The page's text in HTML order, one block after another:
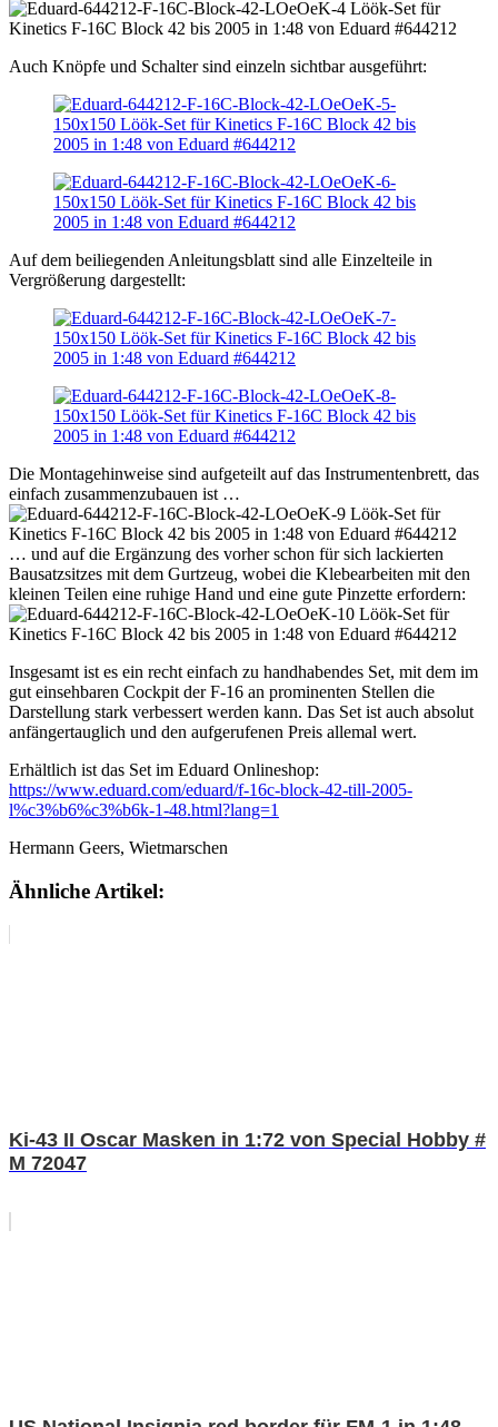
Auch Knöpfe und Schalter sind einzeln sichtbar ausgeführt:
Auf dem beiliegenden Anleitungsblatt sind alle Einzelteile in
Vergrößerung dargestellt:
Die Montagehinweise sind aufgeteilt auf das Instrumentenbrett, das
einfach zusammenzubauen ist …
… und auf die Ergänzung des vorher schon für sich lackierten
Bausatzsitzes mit dem Gurtzeug, wobei die Klebearbeiten mit den
kleinen Teilen eine ruhige Hand und eine gute Pinzette erfordern:
Insgesamt ist es ein recht einfach zu handhabendes Set, mit dem im
gut einsehbaren Cockpit der F-16 an prominenten Stellen die
Darstellung stark verbessert werden kann. Das Set ist auch absolut
anfängertauglich und den aufgerufenen Preis allemal wert.
Erhältlich ist das Set im Eduard Onlineshop:
https://www.eduard.com/eduard/f-16c-block-42-till-2005-
l%c3%b6%c3%b6k-1-48.html?lang=1
Hermann Geers, Wietmarschen
Ähnliche Artikel:
Ki-43 II Oscar Masken in 1:72 von Special Hobby #
M 72047